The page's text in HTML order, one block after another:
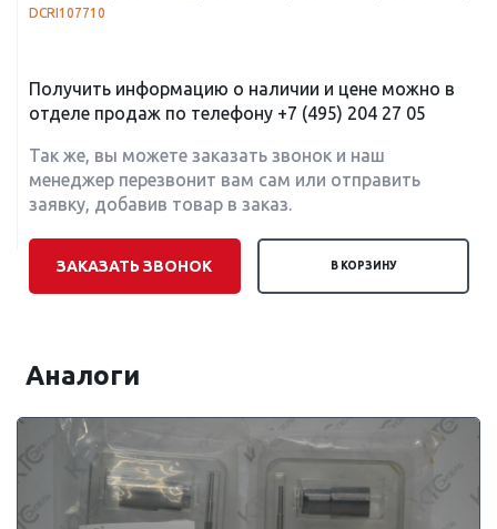
DCRI107710
Получить информацию о наличии и цене можно в
отделе продаж по телефону +7 (495) 204 27 05
Так же, вы можете заказать звонок и наш
менеджер перезвонит вам сам или отправить
заявку, добавив товар в заказ.
ЗАКАЗАТЬ ЗВОНОК В КОРЗИНУ
Аналоги